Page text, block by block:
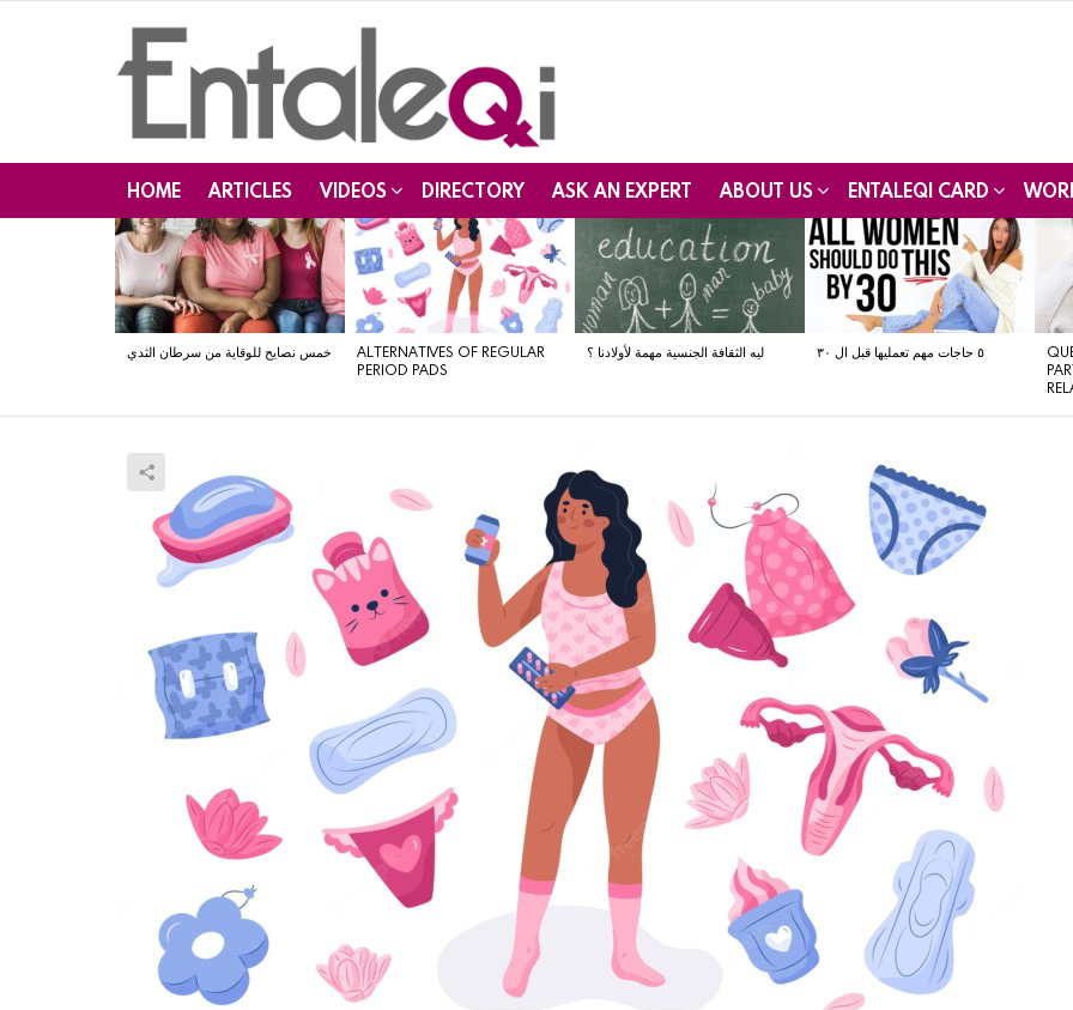
HOME ARTICLES VIDEOS DIRECTORY ASK AN EXPERT ABOUT US ENTALEQI CARD
LATEST
STORIES
خمس نصايح للوقاية من سرطان الثدي
ALTERNATIVES OF REGULAR
PERIOD PADS
ليه الثقافة الجنسية مهمة لأولادنا ؟ ٥ حاجات مهم تعمليها قبل ال ٣٠